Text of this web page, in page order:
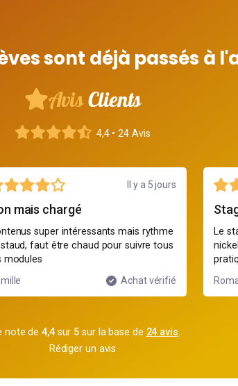
sont déjà passés à
AvisClients
4,4 • 24 Avis
Il y a 5 jours
mais chargé
super intéressants mais rythme
faut être chaud pour suivre tous
modules
Achat vérifié
Le
note de4,4sur 5 sur la base de 24 avis.
Rédiger un avis